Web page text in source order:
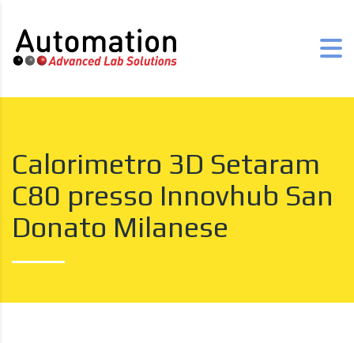
Calorimetro 3D Setaram
C80 presso Innovhub San
Donato Milanese